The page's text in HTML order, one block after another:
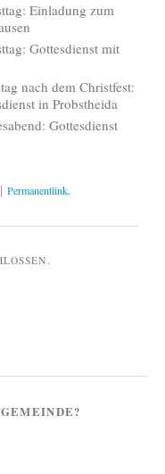
Einladung zum
Gottesdienst mit
nach dem Christfest:
in Probstheida
Gottesdienst
Permanentlink.